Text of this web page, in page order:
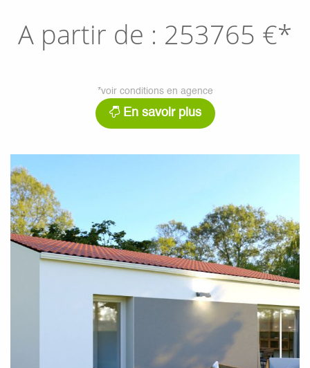
A partir de : 253765 €*
*voir conditions en agence
En savoir plus